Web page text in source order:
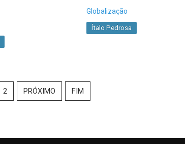
Globalização
Ítalo Pedrosa
2 PRÓXIMO FIM